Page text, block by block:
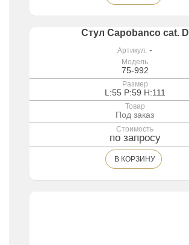
Стул Capobanco cat. D
Артикул: -
Модель
75-992
Размер
L:55 P:59 H:111
Товар
Под заказ
Стоимость
по запросу
В КОРЗИНУ